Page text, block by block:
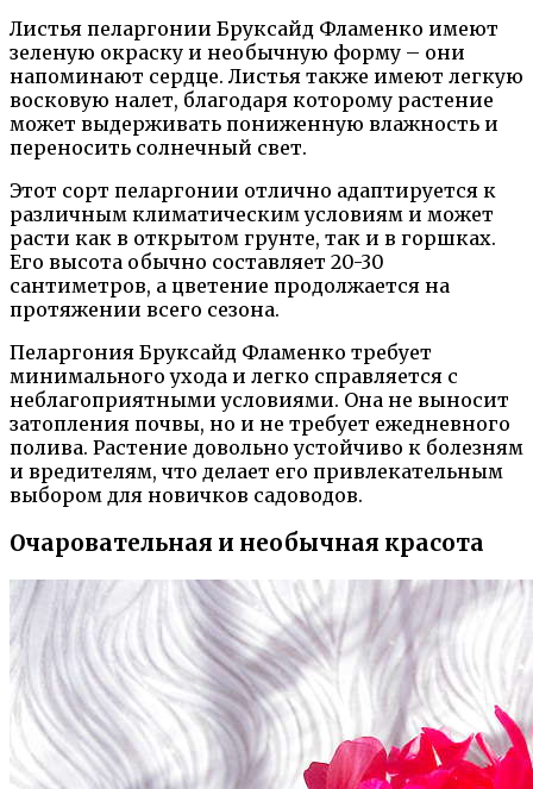
Листья пеларгонии Бруксайд Фламенко имеют
зеленую окраску и необычную форму – они
напоминают сердце. Листья также имеют легкую
восковую налет, благодаря которому растение
может выдерживать пониженную влажность и
переносить солнечный свет.
Этот сорт пеларгонии отлично адаптируется к
различным климатическим условиям и может
расти как в открытом грунте, так и в горшках.
Его высота обычно составляет 20-30
сантиметров, а цветение продолжается на
протяжении всего сезона.
Пеларгония Бруксайд Фламенко требует
минимального ухода и легко справляется с
неблагоприятными условиями. Она не выносит
затопления почвы, но и не требует ежедневного
полива. Растение довольно устойчиво к болезням
и вредителям, что делает его привлекательным
выбором для новичков садоводов.
Очаровательная и необычная красота